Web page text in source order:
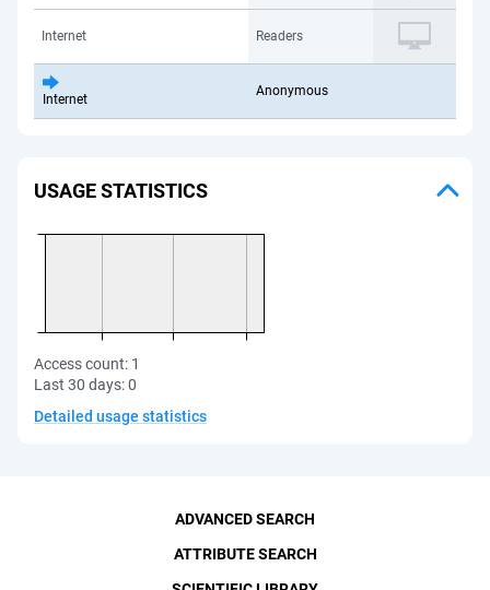
Internet Readers
Internet
Anonymous
USAGE STATISTICS
Access count: 1
Last 30 days:0
Detailed usage statistics
ADVANCED SEARCH
ATTRIBUTE SEARCH